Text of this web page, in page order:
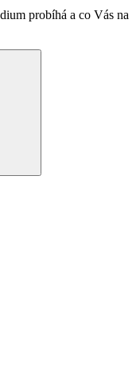
probíhá a co Vás na